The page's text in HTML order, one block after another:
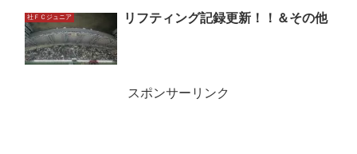
社ＦＣジュニア リフティング記録更新！！＆その他
スポンサーリンク